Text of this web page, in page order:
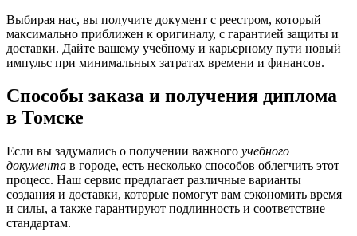
Выбирая нас, вы получите документ с реестром, который
максимально приближен к оригиналу, с гарантией защиты и
доставки. Дайте вашему учебному и карьерному пути новый
импульс при минимальных затратах времени и финансов.
Способы заказа и получения диплома
в Томске
Если вы задумались о получении важного учебного
документа в городе, есть несколько способов облегчить этот
процесс. Наш сервис предлагает различные варианты
создания и доставки, которые помогут вам сэкономить время
и силы, а также гарантируют подлинность и соответствие
стандартам.